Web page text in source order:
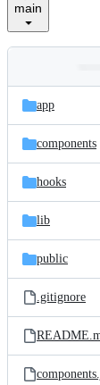
main
and
files
Latest
commit
app
components
hooks
lib
public
.gitignore